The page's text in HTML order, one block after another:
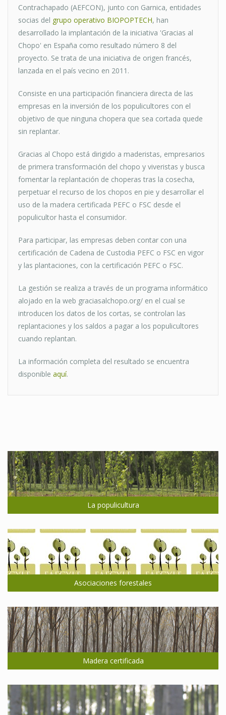
Contrachapado (AEFCON), junto con Garnica, entidades
socias del grupo operativo BIOPOPTECH, han
desarrollado la implantación de la iniciativa 'Gracias al
Chopo' en España como resultado número 8 del
proyecto. Se trata de una iniciativa de origen francés,
lanzada en el país vecino en 2011.
Consiste en una participación financiera directa de las
empresas en la inversión de los populicultores con el
objetivo de que ninguna chopera que sea cortada quede
sin replantar.
Gracias al Chopo está dirigido a maderistas, empresarios
de primera transformación del chopo y viveristas y busca
fomentar la replantación de choperas tras la cosecha,
perpetuar el recurso de los chopos en pie y desarrollar el
uso de la madera certificada PEFC o FSC desde el
populicultor hasta el consumidor.
Para participar, las empresas deben contar con una
certificación de Cadena de Custodia PEFC o FSC en vigor
y las plantaciones, con la certificación PEFC o FSC.
La gestión se realiza a través de un programa informático
alojado en la web graciasalchopo.org/ en el cual se
introducen los datos de los cortas, se controlan las
replantaciones y los saldos a pagar a los populicultores
cuando replantan.
La información completa del resultado se encuentra
disponible aquí.
La populicultura
Asociaciones forestales
Madera certificada